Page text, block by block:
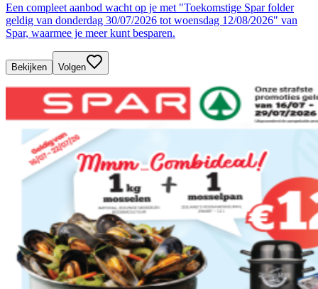
Een compleet aanbod wacht op je met "Toekomstige Spar folder
geldig van donderdag 30/07/2026 tot woensdag 12/08/2026" van
Spar, waarmee je meer kunt besparen.
Bekijken Volgen